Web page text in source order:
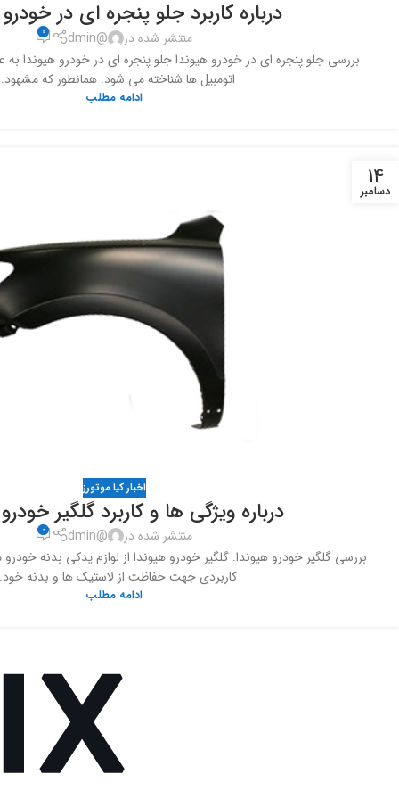
درباره کاربرد جلو پنجره ای در
منتشر شده در @dmin
0
بررسی جلو پنجره ای در خودرو هیوندا جلو پنجره ای در خودرو هیوندا
اتومبیل ها شناخته می شود. همانطور که
ادامه مطلب
14
دسامبر
اخبار کیا موتورز
درباره ویژگی ها و کاربرد گلگیر
منتشر شده در @dmin
0
بررسی گلگیر خودرو هیوندا: گلگیر خودرو هیوندا از لوازم یدکی بدنه
کاربردی جهت حفاظت از لاستیک ها و بدنه
ادامه مطلب